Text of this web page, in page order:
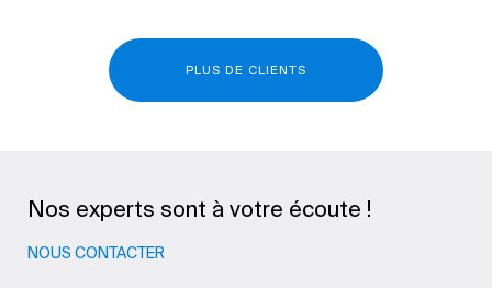
PLUS DE CLIENTS
Nos experts sont à votre écoute !
NOUS CONTACTER